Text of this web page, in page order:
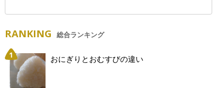
RANKING 総合ランキング
おにぎりとおむすびの違い